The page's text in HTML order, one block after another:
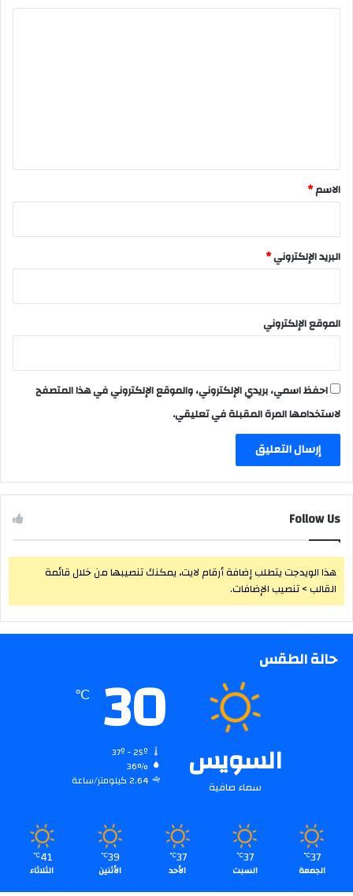
*
الاسم*
البريد الإلكتروني*
الموقع الإلكتروني
احفظ اسمي، بريدي الإلكتروني، والموقع الإلكتروني في هذا المتصفح
لاستخدامها المرة المقبلة في تعليقي.
Follow Us
هذا الويدجت يتطلب إضافة أرقام لايت، يمكنك تنصيبها من خلال قائمة
القالب > تنصيب الإضافات.
حالة الطقس
السويس
سماء صافية
30
℃
36%
2.64 كيلومتر/ساعة
37
℃
الجمعة
37
℃
السبت
37
℃
الأحد
39
℃
الأثنين
41
℃
الثلاثاء